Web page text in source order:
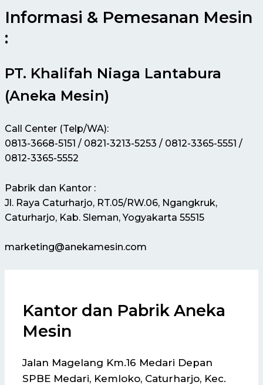
Informasi & Pemesanan Mesin
:
PT. Khalifah Niaga Lantabura
(Aneka Mesin)
Call Center (Telp/WA):
0813-3668-5151 / 0821-3213-5253 / 0812-3365-5551 /
0812-3365-5552
Pabrik dan Kantor :
Jl. Raya Caturharjo, RT.05/RW.06, Ngangkruk,
Caturharjo, Kab. Sleman, Yogyakarta 55515
marketing@anekamesin.com
Kantor dan Pabrik Aneka
Mesin
Jalan Magelang Km.16 Medari Depan
SPBE Medari, Kemloko, Caturharjo, Kec.